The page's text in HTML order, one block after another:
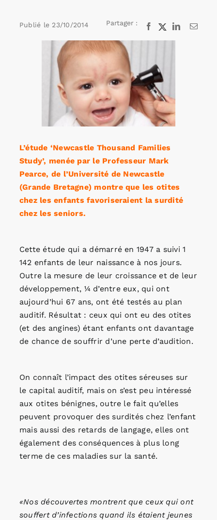
Annonces emploi
Publié le 23/10/2014 Partager : Facebook
X LinkedInEmail
L’étude ‘Newcastle Thousand Families
Study’, menée par le Professeur Mark
Pearce, de l’Université de Newcastle
(Grande Bretagne) montre que les otites
chez les enfants favoriseraient la surdité
chez les seniors.
Cette étude qui a démarré en 1947 a suivi 1
142 enfants de leur naissance à nos jours.
Outre la mesure de leur croissance et de leur
développement, ¼ d’entre eux, qui ont
aujourd’hui 67 ans, ont été testés au plan
auditif. Résultat : ceux qui ont eu des otites
(et des angines) étant enfants ont davantage
de chance de souffrir d’une perte d’audition.
On connaît l’impact des otites séreuses sur
le capital auditif, mais on s’est peu intéressé
aux otites bénignes, outre le fait qu’elles
peuvent provoquer des surdités chez l’enfant
mais aussi des retards de langage, elles ont
également des conséquences à plus long
terme de ces maladies sur la santé.
«Nos découvertes montrent que ceux qui ont
souffert d’infections quand ils étaient jeunes